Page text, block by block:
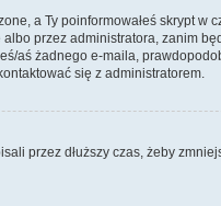
a Ty poinformowałeś skrypt w
przez administratora, zanim
aś żadnego e-maila,
się z administratorem.
przez dłuższy czas, żeby